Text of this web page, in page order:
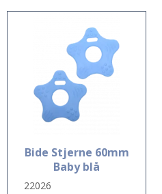
Bide Stjerne 60mm
Baby blå
22026